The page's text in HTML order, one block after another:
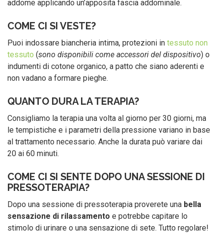
addome applicando un’apposita fascia addominale.
COME CI SI VESTE?
Puoi indossare biancheria intima, protezioni in tessuto non
tessuto (sono disponibili come accessori del dispositivo) o
indumenti di cotone organico, a patto che siano aderenti e
non vadano a formare pieghe.
QUANTO DURA LA TERAPIA?
Consigliamo la terapia una volta al giorno per 30 giorni, ma
le tempistiche e i parametri della pressione variano in base
al trattamento necessario. Anche la durata può variare dai
20 ai 60 minuti.
COME CI SI SENTE DOPO UNA SESSIONE DI
PRESSOTERAPIA?
Dopo una sessione di pressoterapia proverete una bella
sensazione di rilassamento e potrebbe capitare lo
stimolo di urinare o una sensazione di sete. Tutto regolare!